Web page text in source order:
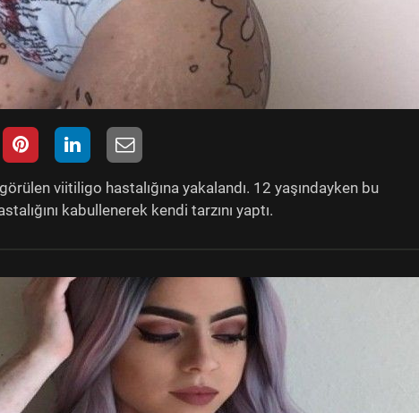
viitiligo hastalığına yakalandı. 12 yaşındayken bu
kabullenerek kendi tarzını yaptı.